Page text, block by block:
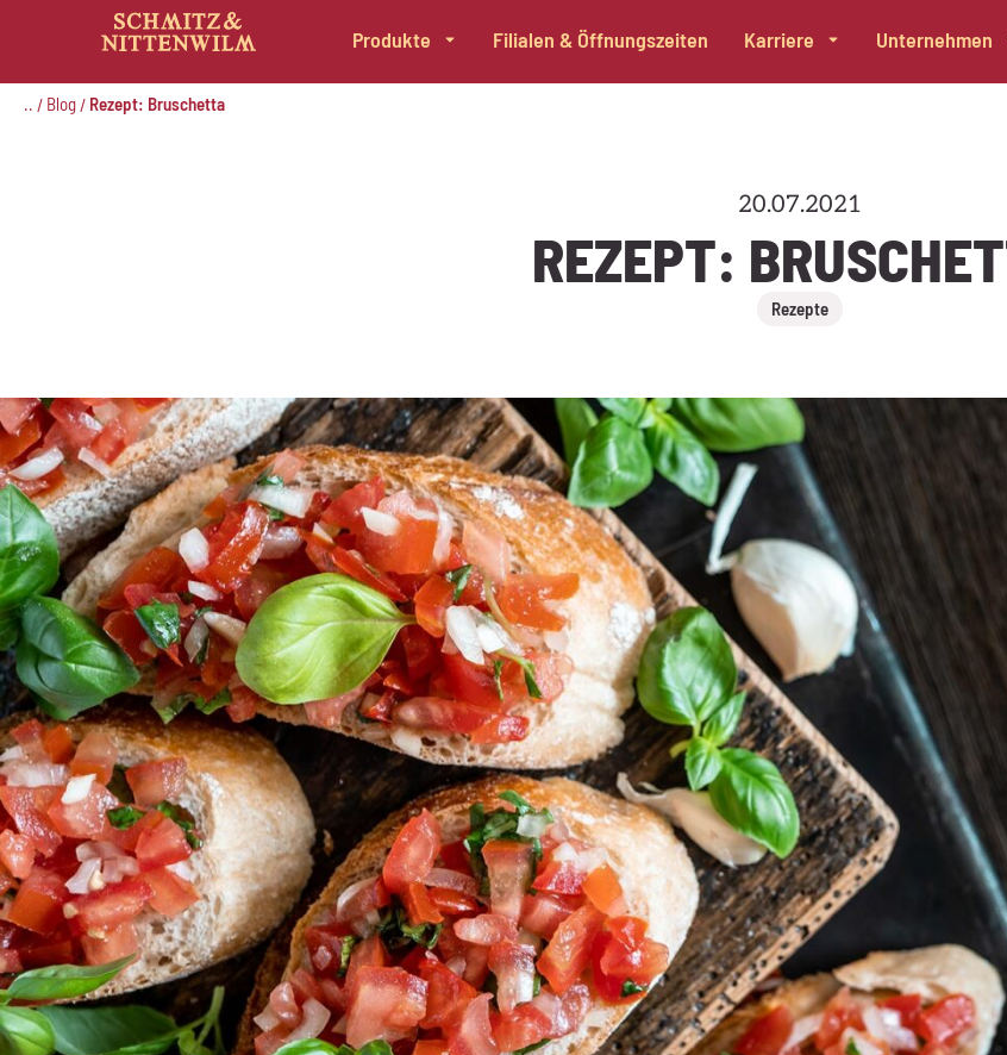
Inhalt
Produkte Filialen & Öffnungszeiten Karriere Unternehmen
.. / Blog/ Rezept: Bruschetta
20.07.2021
REZEPT:
Rezepte